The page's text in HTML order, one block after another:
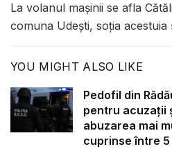
La volanul mașinii se afla
comuna Udești, soția acestuia
YOU MIGHT ALSO LIKE
Pedofil din
pentru acuzații
abuzarea mai
cuprinse între 5